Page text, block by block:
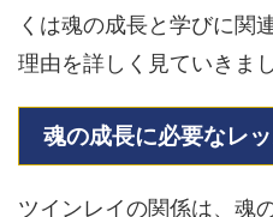
くは魂の成長と学びに関
理由を詳しく見ていきま
魂の成長に必要なレ
ツインレイの関係は、魂